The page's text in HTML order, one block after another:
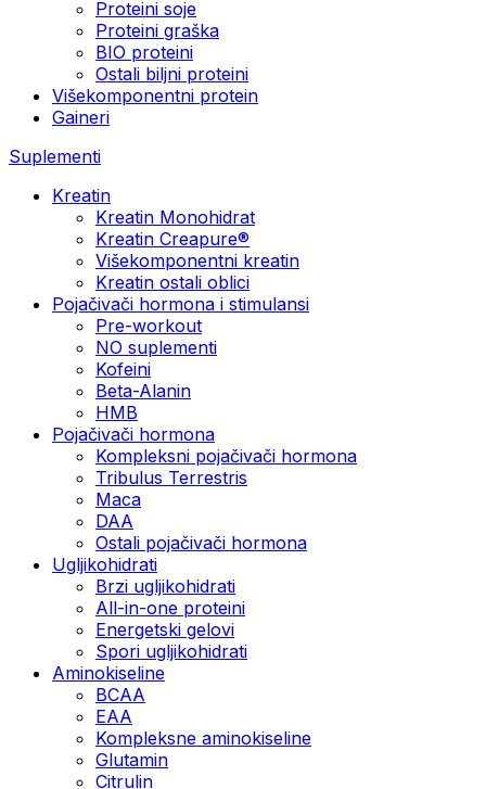
Proteini soje
Proteini graška
BIO proteini
Ostali biljni proteini
Višekomponentni protein
Gaineri
Suplementi
Kreatin
Kreatin Monohidrat
Kreatin Creapure®
Višekomponentni kreatin
Kreatin ostali oblici
Pojačivači hormona i stimulansi
Pre-workout
NO suplementi
Kofeini
Beta-Alanin
HMB
Pojačivači hormona
Kompleksni pojačivači hormona
Tribulus Terrestris
Maca
DAA
Ostali pojačivači hormona
Ugljikohidrati
Brzi ugljikohidrati
All-in-one proteini
Energetski gelovi
Spori ugljikohidrati
Aminokiseline
BCAA
EAA
Kompleksne aminokiseline
Glutamin
Citrulin